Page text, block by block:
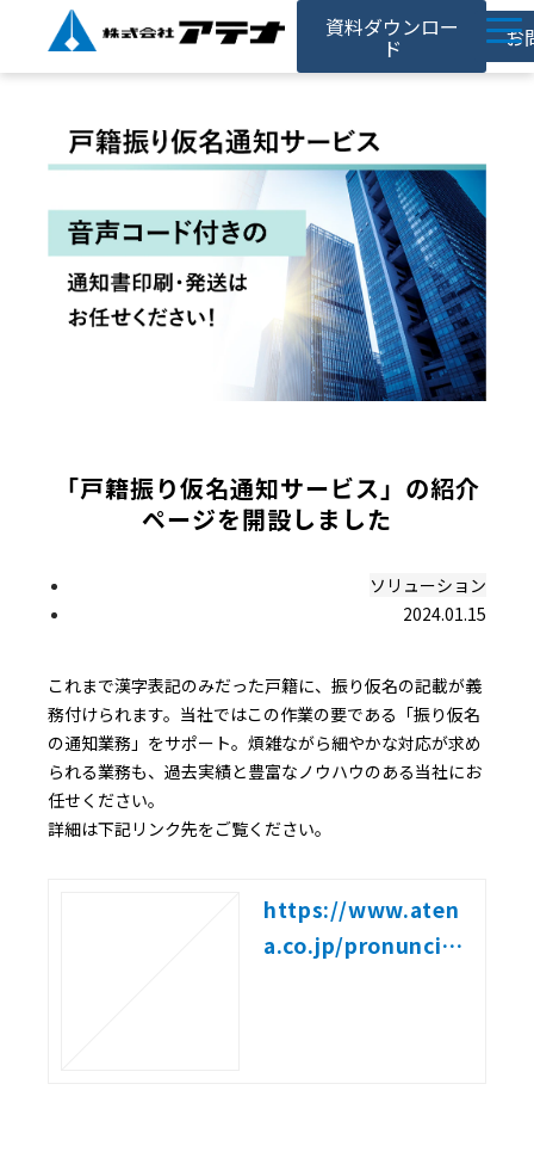
資料ダウンロー
ド お
アテナの強み
サービス
対応事例
お役立ち記事
採用情報
会社情報
「戸籍振り仮名通知サービス」の紹介
ページを開設しました
ソリューション
2024.01.15
これまで漢字表記のみだった戸籍に、振り仮名の記載が義
務付けられます。当社ではこの作業の要である「振り仮名
の通知業務」をサポート。煩雑ながら細やかな対応が求め
られる業務も、過去実績と豊富なノウハウのある当社にお
任せください。
詳細は下記リンク先をご覧ください。
https://www.aten
a.co.jp/pronunciati